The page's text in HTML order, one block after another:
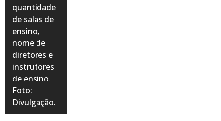
quantidade
de salas de
ensino,
nome de
diretores e
instrutores
de ensino.
Foto:
Divulgação.